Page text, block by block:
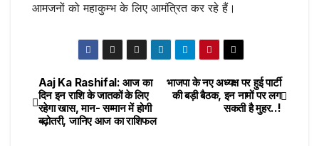
आमजनों को महाकुम्भ के लिए आमंत्रित कर रहे हैं।
Post
navigation
भाजपा के नए अध्यक्ष पर हुई पार्टी
की बड़ी बैठक, इन नामों पर लग
सकती है मुहर..!
Aaj Ka Rashifal: आज का
दिन इन राशि के जातकों के लिए
रहेगा खास, मान- सम्मान में होगी
बढ़ोतरी, जानिए आज का राशिफल